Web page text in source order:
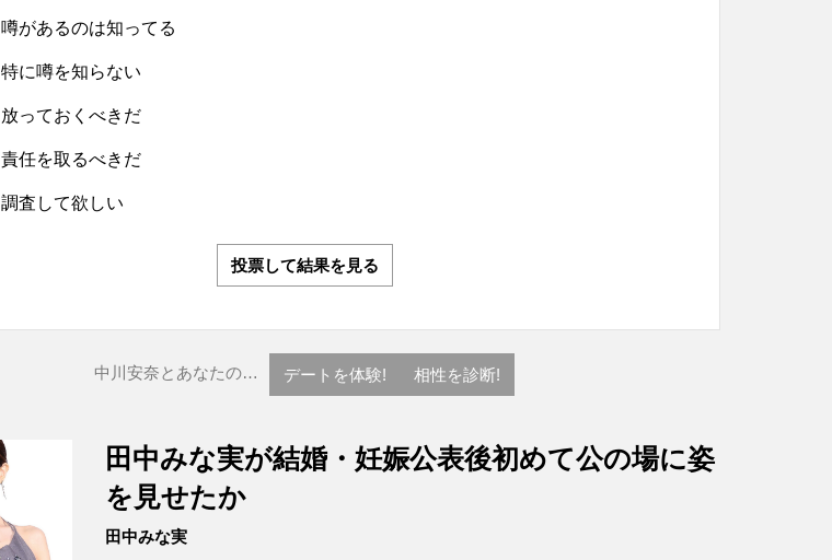
噂があるのは知ってる
特に噂を知らない
放っておくべきだ
責任を取るべきだ
調査して欲しい
投票して結果を見る
中川安奈とあなたの… デートを体験! 相性を診断!
田中みな実が結婚・妊娠公表後初めて公の場に姿
を見せたか
田中みな実